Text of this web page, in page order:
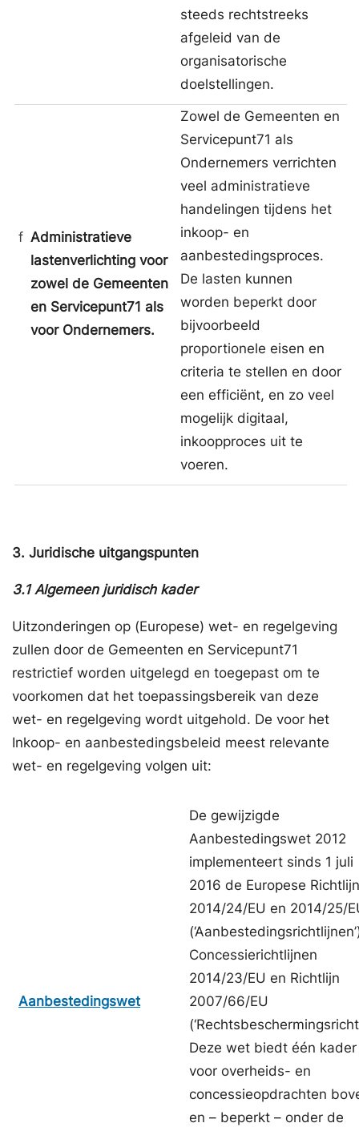
steeds rechtstreeks
afgeleid van de
organisatorische
doelstellingen.
f Administratieve
lastenverlichting voor
zowel de Gemeenten
en Servicepunt71 als
voor Ondernemers.
Zowel de Gemeenten en
Servicepunt71 als
Ondernemers verrichten
veel administratieve
handelingen tijdens het
inkoop- en
aanbestedingsproces.
De lasten kunnen
worden beperkt door
bijvoorbeeld
proportionele eisen en
criteria te stellen en door
een efficiënt, en zo veel
mogelijk digitaal,
inkoopproces uit te
voeren.
3. Juridische uitgangspunten
3.1Algemeen juridisch kader
Uitzonderingen op (Europese) wet- en regelgeving
zullen door de Gemeenten en Servicepunt71
restrictief worden uitgelegd en toegepast om te
voorkomen dat het toepassingsbereik van deze
wet- en regelgeving wordt uitgehold. De voor het
Inkoop- en aanbestedingsbeleid meest relevante
wet- en regelgeving volgen uit:
Aanbestedingswet
De gewijzigde
Aanbestedingswet 2012
implementeert sinds 1 juli
2016 de Europese
2014/24/EU en 2014/25/
Concessierichtlijnen
2014/23/EU en Richtlijn
2007/66/EU
Deze wet biedt één kader
voor overheids- en
concessieopdrachten
en – beperkt – onder de